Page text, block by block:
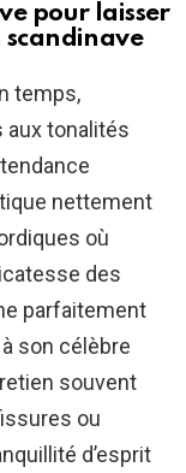
pour laisser
scandinave
temps,
aux tonalités
nettement
où
des
parfaitement
son célèbre
souvent
ou
d’esprit